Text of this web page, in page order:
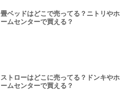
畳ベッドはどこで売ってる？ニトリやホ
ームセンターで買える？
ストローはどこに売ってる？ドンキやホ
ームセンターで買える？